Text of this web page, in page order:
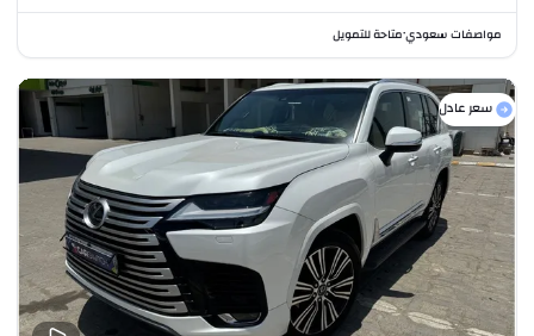
مواصفات سعودي•متاحة للتمويل
سعر عادل